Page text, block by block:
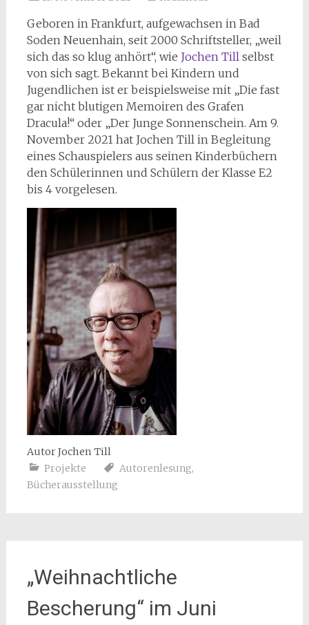
Geboren in Frankfurt, aufgewachsen in Bad
Soden Neuenhain, seit 2000 Schriftsteller, „weil
sich das so klug anhört“, wie Jochen Tillselbst
von sich sagt. Bekannt bei Kindern und
Jugendlichen ist er beispielsweise mit „Die fast
gar nicht blutigen Memoiren des Grafen
Dracula!“ oder „Der Junge Sonnenschein. Am 9.
November 2021 hat Jochen Till in Begleitung
eines Schauspielers aus seinen Kinderbüchern
den Schülerinnen und Schülern der Klasse E2
bis 4 vorgelesen.
Autor Jochen Till
Projekte
Autorenlesung,
Bücherausstellung
„Weihnachtliche
Bescherung“ im Juni